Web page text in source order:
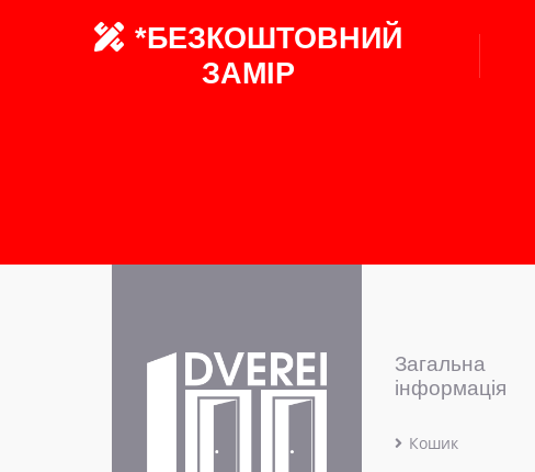
*БЕЗКОШТОВНИЙ
ЗАМІР
Загальна
інформація
Кошик